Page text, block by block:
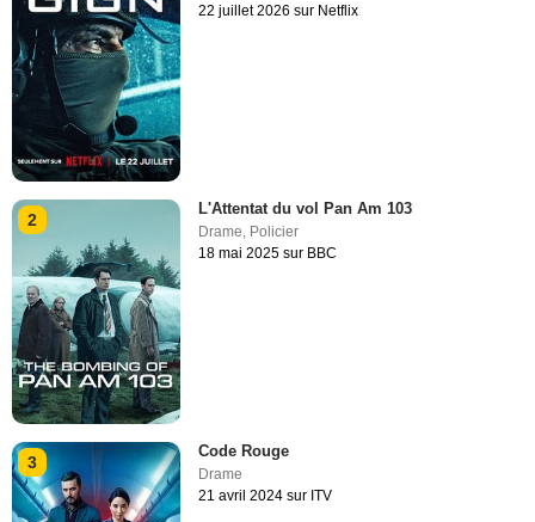
22 juillet 2026 sur Netflix
2
L'Attentat du vol Pan Am 103
Drame, Policier
18 mai 2025 sur BBC
3
Code Rouge
Drame
21 avril 2024 sur ITV